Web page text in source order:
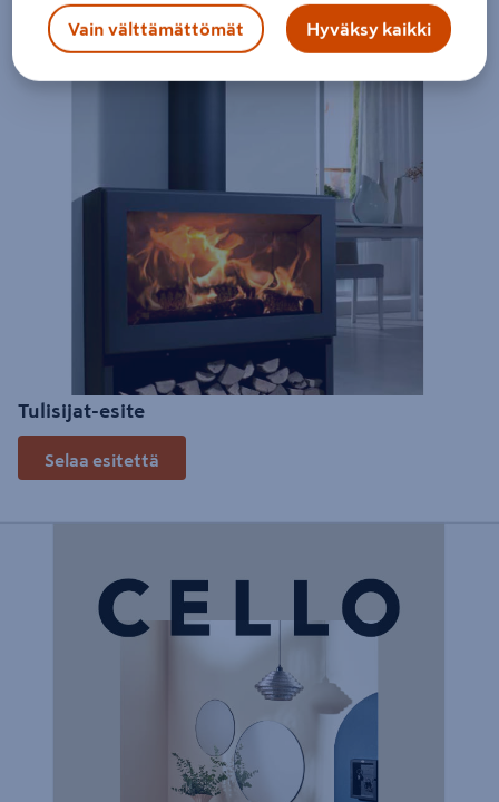
Tulisijat-esite
Selaa esitettä
Vain välttämättömät Hyväksy kaikki